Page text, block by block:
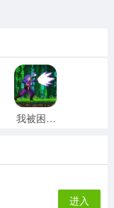
我被困在新手村了游戏官方最新版
进入